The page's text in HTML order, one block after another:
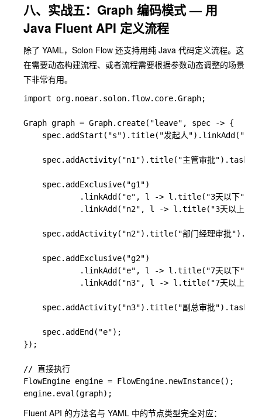
八、实战五：Graph 编码模式 — 用
Java Fluent API 定义流程
除了 YAML，Solon Flow 还支持用纯 Java 代码定义流程。这
在需要动态构建流程、或者流程需要根据参数动态调整的场景
下非常有用。
import org.noear.solon.flow.core.Graph;
Graph graph = Graph.create("leave", spec -> {
spec.addStart("s").title("发起人
spec.addActivity("n1").title("主管审批
    spec.addExclusive("g1")
            .linkAdd("e", l -> l.title("3天以下"))
.linkAdd("n2", l -> l.title("3天以上
spec.addActivity("n2").title("部门经理审批
    spec.addExclusive("g2")
            .linkAdd("e", l -> l.title("7天以下"))
.linkAdd("n3", l -> l.title("7天以上
spec.addActivity("n3").title("副总审批
    spec.addEnd("e");
});
// 直接执行
FlowEngine engine = FlowEngine.newInstance();
Fluent API 的方法名与 YAML 中的节点类型完全对应：